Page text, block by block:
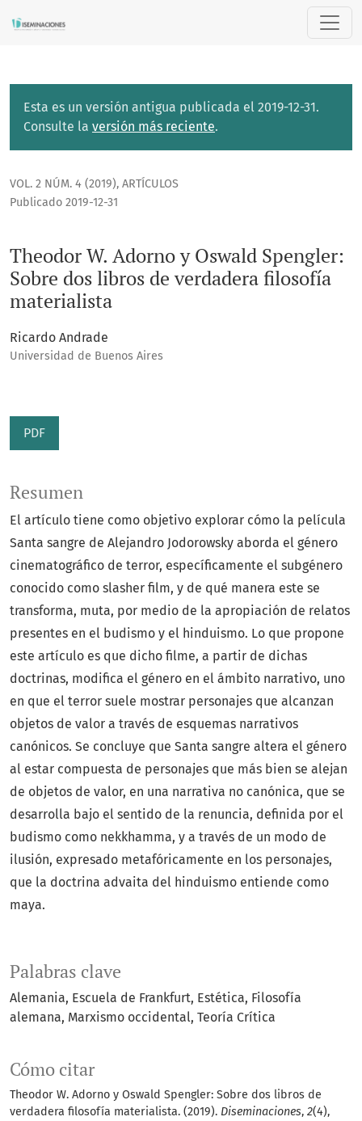
Theodor W. Adorno y Oswald Spengler: Sobre dos libros
Esta es un versión antigua publicada el 2019-12-31.
Consulte la versión más reciente.
VOL. 2 NÚM. 4 (2019), ARTÍCULOS
Theodor W. Adorno y Oswald Spengler:
Sobre dos libros de verdadera filosofía
materialista
Publicado 2019-12-31
Ricardo Andrade
Universidad de Buenos Aires
PDF
Palabras clave
Alemania Escuela de Frankfurt Estética Filosofía
alemana Marxismo occidental Teoría Crítica
Cómo citar
Theodor W. Adorno y Oswald Spengler: Sobre dos libros de
verdadera filosofía materialista. (2019). Diseminaciones, 2(4),
Resumen
El artículo tiene como objetivo explorar cómo la película
Santa sangre de Alejandro Jodorowsky aborda el género
cinematográfico de terror, específicamente el subgénero
conocido como slasher film, y de qué manera este se
transforma, muta, por medio de la apropiación de relatos
presentes en el budismo y el hinduismo. Lo que propone
este artículo es que dicho filme, a partir de dichas
doctrinas, modifica el género en el ámbito narrativo, uno
en que el terror suele mostrar personajes que alcanzan
objetos de valor a través de esquemas narrativos
canónicos. Se concluye que Santa sangre altera el género
al estar compuesta de personajes que más bien se alejan
de objetos de valor, en una narrativa no canónica, que se
desarrolla bajo el sentido de la renuncia, definida por el
budismo como nekkhamma, y a través de un modo de
ilusión, expresado metafóricamente en los personajes,
que la doctrina advaita del hinduismo entiende como
maya.